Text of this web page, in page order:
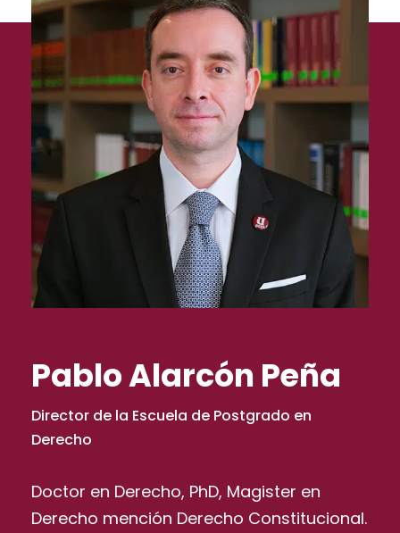
Pablo Alarcón Peña
Director de la Escuela de Postgrado en
Derecho
Doctor en Derecho, PhD, Magister en
Derecho mención Derecho Constitucional.